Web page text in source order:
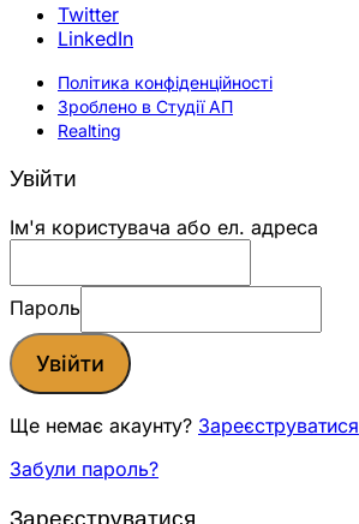
Twitter
LinkedIn
Політика конфіденційності
Зроблено в Студії АП
Realting
Увійти
Ім'я користувача або ел. адреса
Пароль
Увійти
Ще немає акаунту? Зареєструватися
Забули пароль?
Зареєструватися